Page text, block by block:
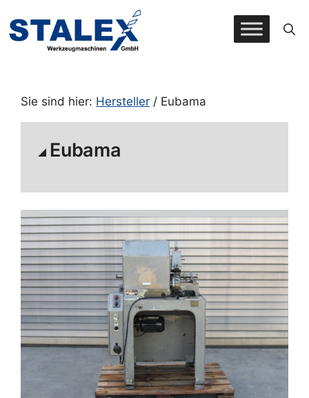
Inhalt
springen
Sie sind hier: Hersteller / Eubama
Eubama